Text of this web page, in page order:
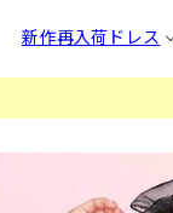
新作再入荷 ドレス